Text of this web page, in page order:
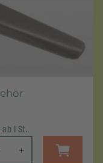
1 St.
+